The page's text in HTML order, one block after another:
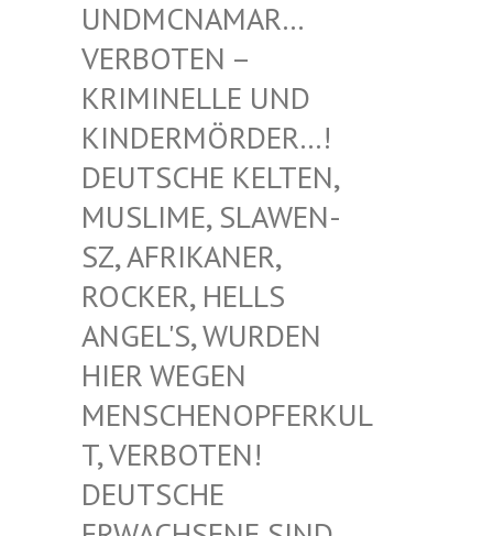
NDMCNAMAR… V
ERBOTEN – K
RIMINELLE UND K
INDERMÖRDER…! D
EUTSCHE KELTEN, M
USLIME, SLAWEN-S
Z, AFRIKANER, R
OCKER, HELLS A
NGEL'S, WURDEN H
IER WEGEN M
ENSCHENOPFERKULT
, VERBOTEN! D
EUTSCHE E